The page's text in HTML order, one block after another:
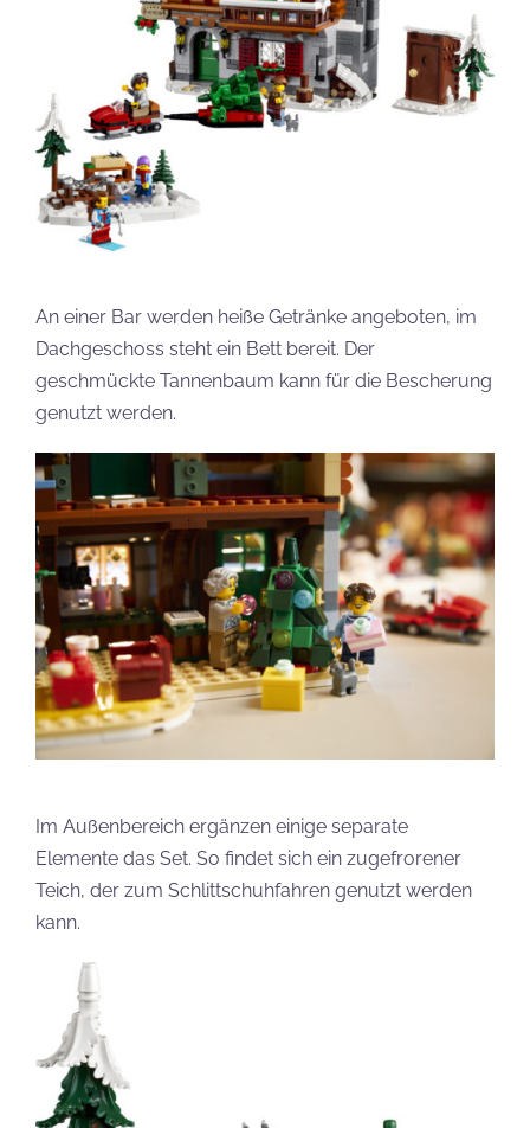
An einer Bar werden heiße Getränke angeboten, im
Dachgeschoss steht ein Bett bereit. Der
geschmückte Tannenbaum kann für die Bescherung
genutzt werden.
Im Außenbereich ergänzen einige separate
Elemente das Set. So findet sich ein zugefrorener
Teich, der zum Schlittschuhfahren genutzt werden
kann.